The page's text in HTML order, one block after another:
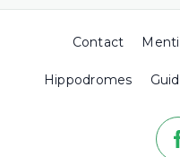
Contact
Hippodromes